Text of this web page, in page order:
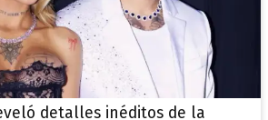
detalles inéditos de la